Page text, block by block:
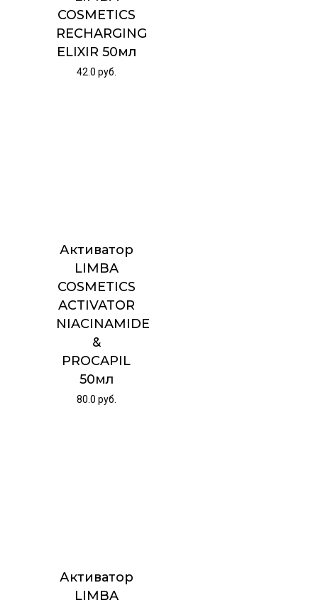
COSMETICS
RECHARGING
ELIXIR 50мл
42.0 руб.
Активатор
LIMBA
COSMETICS
ACTIVATOR
NIACINAMIDE
&
PROCAPIL
50мл
80.0 руб.
Активатор
LIMBA